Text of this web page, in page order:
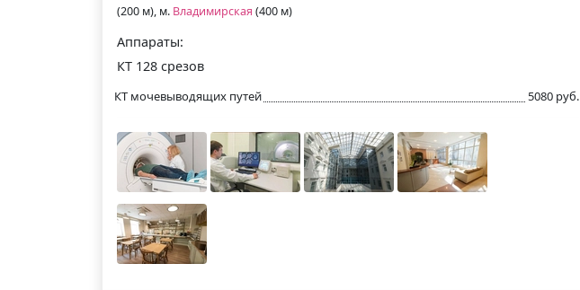
(200 м), м. Владимирская (400 м)
Аппараты:
КТ 128 срезов
КТ мочевыводящих путей 5080 руб.